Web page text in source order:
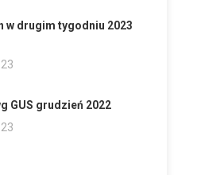
w drugim tygodniu 2023
GUS grudzień 2022